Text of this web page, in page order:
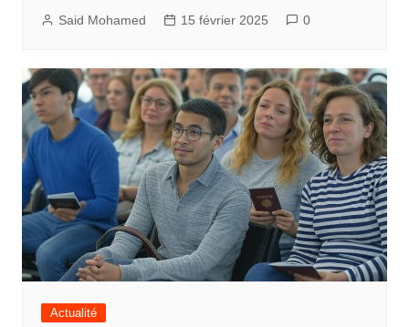
Said Mohamed 15 février 2025 0
Actualité